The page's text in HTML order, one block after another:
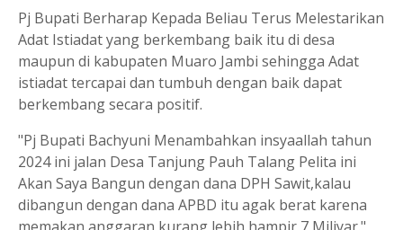
Pj Bupati Berharap Kepada Beliau Terus Melestarikan
Adat Istiadat yang berkembang baik itu di desa
maupun di kabupaten Muaro Jambi sehingga Adat
istiadat tercapai dan tumbuh dengan baik dapat
berkembang secara positif.
"Pj Bupati Bachyuni Menambahkan insyaallah tahun
2024 ini jalan Desa Tanjung Pauh Talang Pelita ini
Akan Saya Bangun dengan dana DPH Sawit,kalau
dibangun dengan dana APBD itu agak berat karena